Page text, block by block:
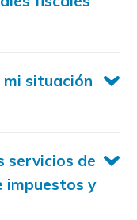
mi situación
servicios de
impuestos y